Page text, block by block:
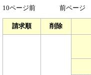
10ページ前
前ページ
請求順 削除